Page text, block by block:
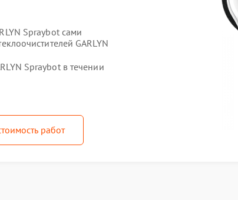
Spraybot сами
GARLYN
Spraybot в течении
работ